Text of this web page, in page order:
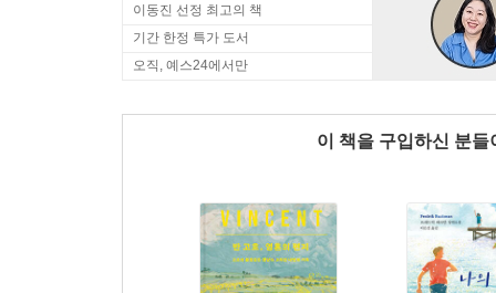
이동진 선정 최고의 책
기간 한정 특가 도서
오직, 예스24에서만
이 책을 구입하신 분